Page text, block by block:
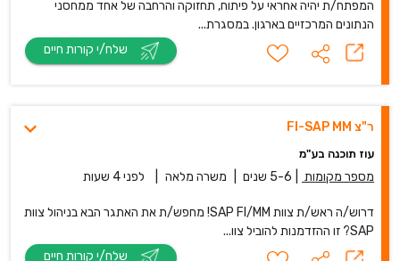
המפתח/ת יהיה אחראי על פיתוח, תחזוקה והרחבה של אחד ממחסני
הנתונים המרכזיים בארגון. במסגרת...
ר"צ FI-SAP MM
עוז תוכנה בע"מ
מספר מקומות 5-6 שנים משרה מלאה לפני 4 שעות
דרוש/ה ראש/ת צוות SAP FI/MM! מחפש/ת את האתגר הבא בניהול צוות
SAP? זו ההזדמנות להוביל צוו...